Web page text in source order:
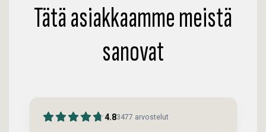
Tätä asiakkaamme meistä
sanovat
4.83477 arvostelut